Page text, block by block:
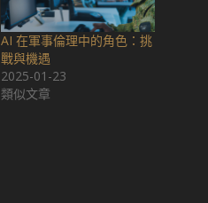
AI 在軍事倫理中的角色：挑
戰與機遇
2025-01-23
類似文章